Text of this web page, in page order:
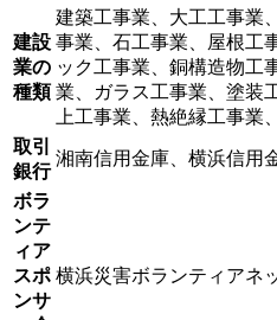
建設
業の
種類
建築工事業、大工工事業
事業、石工事業、屋根工
ック工事業、銅構造物工
業、ガラス工事業、塗装
上工事業、熱絶縁工事業
取引
銀行
湘南信用金庫、横浜信用
ボラ
ンテ
ィア
スポ
ンサ
横浜災害ボランティアネ